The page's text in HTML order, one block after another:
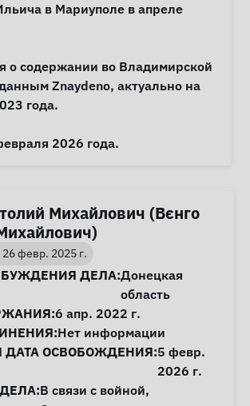
в Мариуполе в апреле
о содержании во Владимирской
Znaydeno, актуально на
года.
2026 года.
Михайлович (Вєнго
февр. 2025 г.
о деле
ДЕЛА:Донецкая
область
6 апр. 2022 г.
Нет информации
ДАТА ОСВОБОЖДЕНИЯ:5 февр.
2026 г.
В связи с войной,